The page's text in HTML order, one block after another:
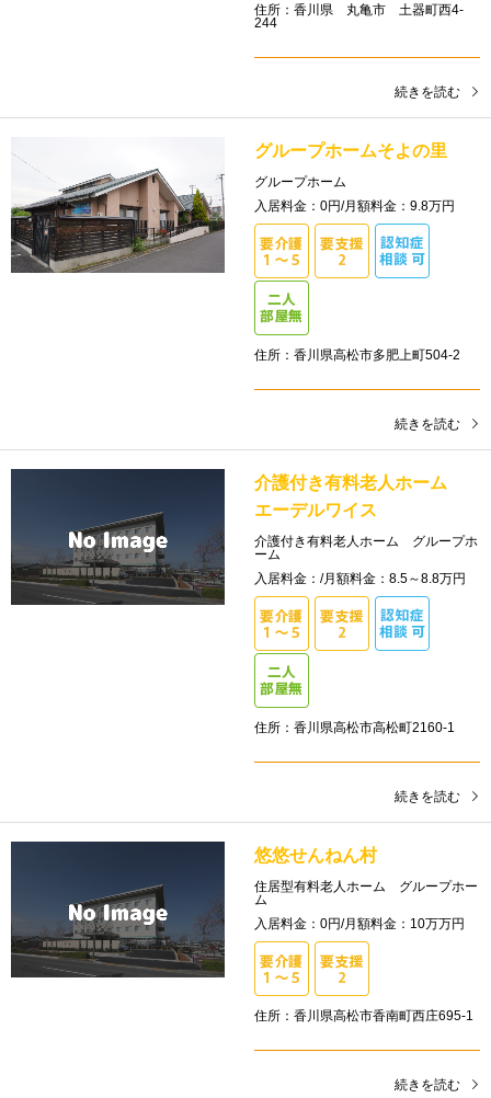
住所：香川県 丸亀市 土器町西4-
244
続きを読む
グループホームそよの里
グループホーム
入居料金：0円/月額料金：9.8万円
住所：香川県高松市多肥上町504-2
続きを読む
介護付き有料老人ホーム
エーデルワイス
介護付き有料老人ホーム グループホ
ーム
入居料金：/月額料金：8.5～8.8万円
住所：香川県高松市高松町2160-1
続きを読む
悠悠せんねん村
住居型有料老人ホーム グループホー
ム
入居料金：0円/月額料金：10万万円
住所：香川県高松市香南町西庄695-1
続きを読む